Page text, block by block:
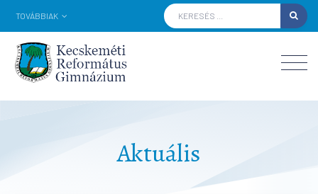
TOVÁBBIAK
Aktuális